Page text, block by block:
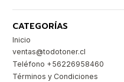
CATEGORÍAS
Inicio
ventas@todotoner.cl
Teléfono +56226958460
Términos y Condiciones